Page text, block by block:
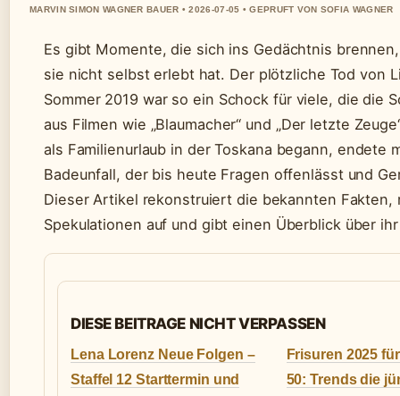
MARVIN SIMON WAGNER BAUER • 2026-07-05 • GEPRUFT VON SOFIA WAGNER
Es gibt Momente, die sich ins Gedächtnis
sie nicht selbst erlebt hat. Der plötzliche Tod von
Sommer 2019 war so ein Schock für viele, die die
aus Filmen wie „Blaumacher“ und „Der letzte
als Familienurlaub in der Toskana begann, endete
Badeunfall, der bis heute Fragen offenlässt und
Dieser Artikel rekonstruiert die bekannten Fakten,
Spekulationen auf und gibt einen Überblick über
DIESE BEITRAGE NICHT VERPASSEN
Lena Lorenz Neue Folgen –
Staffel 12 Starttermin und
Frisuren 2025
50: Trends die